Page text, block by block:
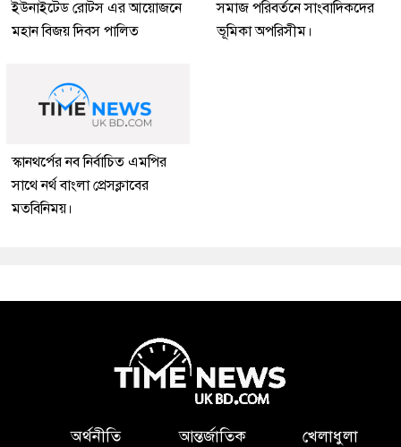
ইউনাইটেড রোটস এর আয়োজনে
মহান বিজয় দিবস পালিত
সমাজ পরিবর্তনে সাংবাদিকদের
ভূমিকা অপরিসীম।
স্কানথর্পের নব নির্বাচিত এমপির
সাথে নর্থ বাংলা প্রেসক্লাবের
মতবিনিময়।
অর্থনীতি আন্তর্জাতিক
খেলাধুলা